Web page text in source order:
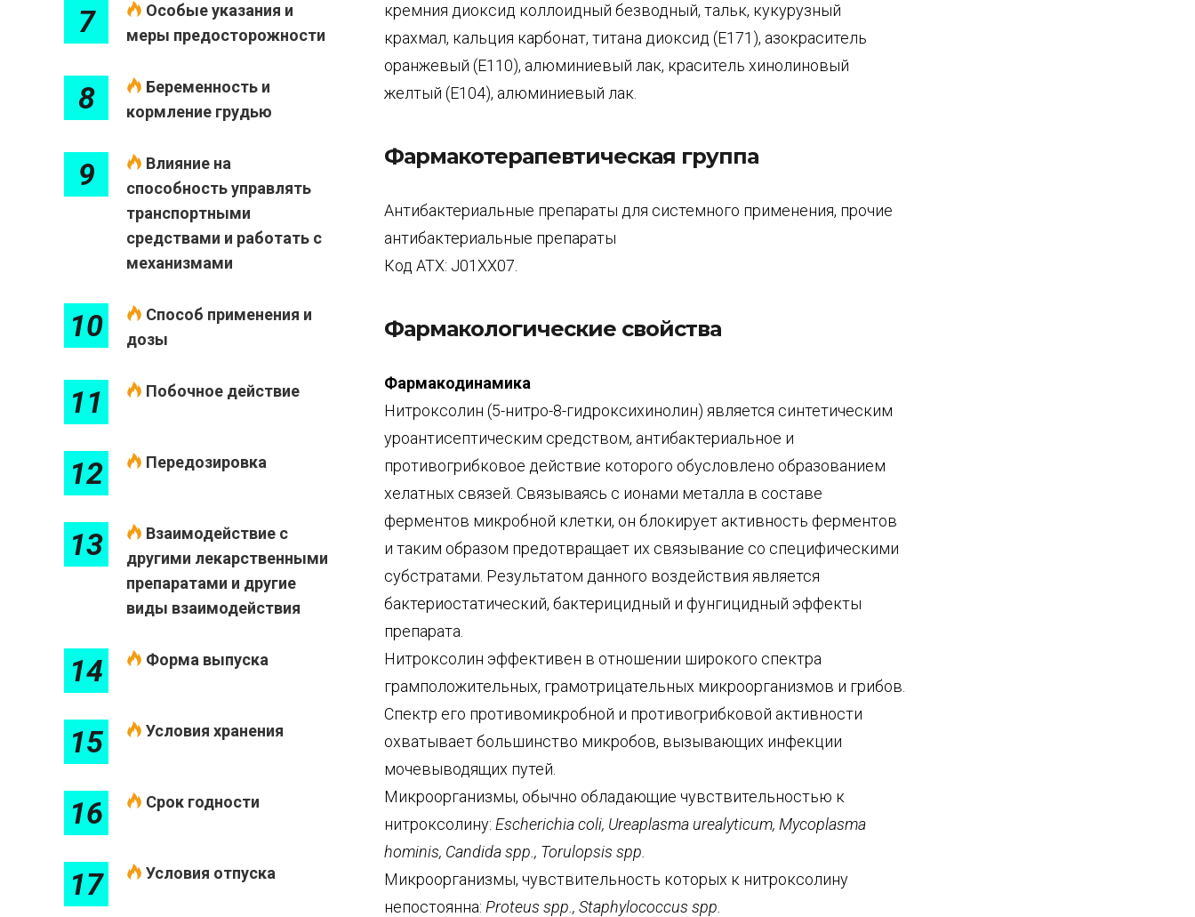
кремния диоксид коллоидный безводный, тальк, кукурузный
крахмал, кальция карбонат, титана диоксид (Е171), азокраситель
оранжевый (Е110), алюминиевый лак, краситель хинолиновый
желтый (Е104), алюминиевый лак.
Фармакотерапевтическая группа
Антибактериальные препараты для системного применения, прочие
антибактериальные препараты
Код АТХ: J01XX07.
Фармакологические свойства
Фармакодинамика
Нитроксолин (5-нитро-8-гидроксихинолин) является синтетическим
уроантисептическим средством, антибактериальное и
противогрибковое действие которого обусловлено образованием
хелатных связей. Связываясь с ионами металла в составе
ферментов микробной клетки, он блокирует активность ферментов
и таким образом предотвращает их связывание со специфическими
субстратами. Результатом данного воздействия является
бактериостатический, бактерицидный и фунгицидный эффекты
препарата.
Нитроксолин эффективен в отношении широкого спектра
грамположительных, грамотрицательных микроорганизмов и грибов.
Спектр его противомикробной и противогрибковой активности
охватывает большинство микробов, вызывающих инфекции
мочевыводящих путей.
Микроорганизмы, обычно обладающие чувствительностью к
нитроксолину: Escherichia coli, Ureaplasma urealyticum, Mycoplasma
hominis, Candida spp., Torulopsis spp.
Микроорганизмы, чувствительность которых к нитроксолину
непостоянна: Proteus spp., Staphylococcus spp.
7
Особые указания и
меры предосторожности
8
Беременность и
кормление грудью
9
Влияние на
способность управлять
транспортными
средствами и работать с
механизмами
10
Способ применения и
дозы
11 Побочное действие
12 Передозировка
13
Взаимодействие с
другими лекарственными
препаратами и другие
виды взаимодействия
14 Форма выпуска
15 Условия хранения
16 Срок годности
17 Условия отпуска